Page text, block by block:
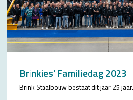
Brinkies' Familiedag 2023
Brink Staalbouw bestaat dit jaar 25 jaar.